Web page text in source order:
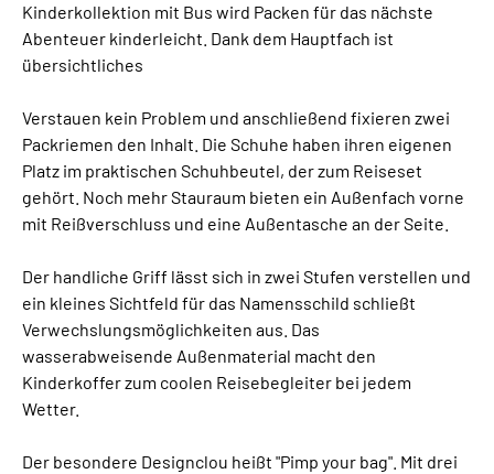
Kinderkollektion mit Bus wird Packen für das nächste
Abenteuer kinderleicht. Dank dem Hauptfach ist
übersichtliches
Verstauen kein Problem und anschließend fixieren zwei
Packriemen den Inhalt. Die Schuhe haben ihren eigenen
Platz im praktischen Schuhbeutel, der zum Reiseset
gehört. Noch mehr Stauraum bieten ein Außenfach vorne
mit Reißverschluss und eine Außentasche an der Seite.
Der handliche Griff lässt sich in zwei Stufen verstellen und
ein kleines Sichtfeld für das Namensschild schließt
Verwechslungsmöglichkeiten aus. Das
wasserabweisende Außenmaterial macht den
Kinderkoffer zum coolen Reisebegleiter bei jedem
Wetter.
Der besondere Designclou heißt "Pimp your bag". Mit drei